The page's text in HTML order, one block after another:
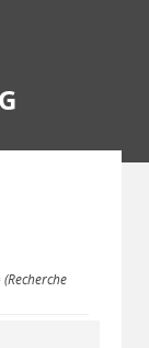
(Recherche